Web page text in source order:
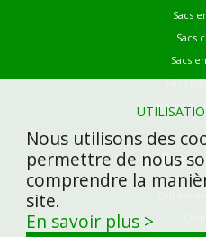
Sacs
Sacs
Sacs
Sacs
Cartons et
Nous utilisons des
permettre de nous
comprendre la
site.
En savoir plus >